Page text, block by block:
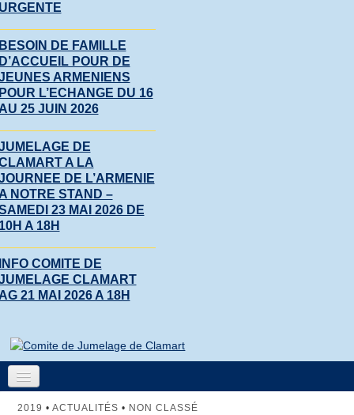
DE FAMILLE
POUR DE
ARMENIENS
L’ECHANGE DU 16
25 JUIN 2026
DE
A LA
DE L’ARMENIE
NOTRE STAND –
23 MAI 2026 DE
A 18H
COMITE DE
CLAMART
21 MAI 2026 A 18H
Accueil
2019 • ACTUALITÉS • NON CLASSÉ